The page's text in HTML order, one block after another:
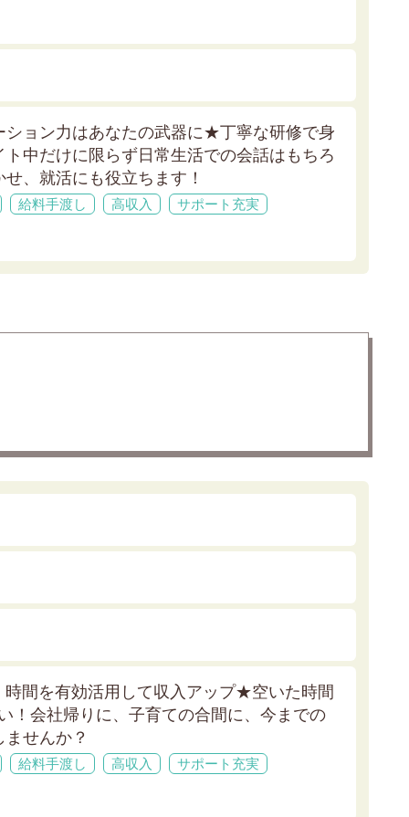
ョン力はあなたの武器に★丁寧な研修で身
中だけに限らず日常生活での会話はもちろ
、就活にも役立ちます！
給料手渡し 高収入 サポート充実
間を有効活用して収入アップ★空いた時間
！会社帰りに、子育ての合間に、今までの
せんか？
給料手渡し 高収入 サポート充実